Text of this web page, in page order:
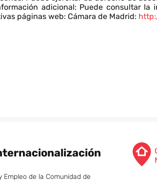
adicional: Puede consultar
páginas web: Cámara de Madrid:
Empleo de la Comunidad de